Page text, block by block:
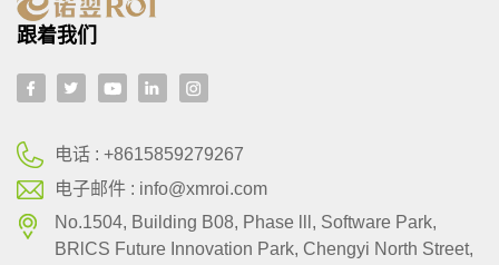
跟着我们
电话 :+8615859279267
电子邮件 : info@xmroi.com
No.1504, Building B08, Phase lll, Software Park,
BRlCS Future Innovation Park, Chengyi North Street,